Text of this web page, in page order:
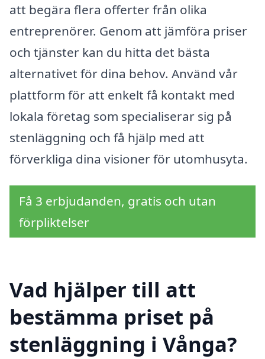
att begära flera offerter från olika
entreprenörer. Genom att jämföra priser
och tjänster kan du hitta det bästa
alternativet för dina behov. Använd vår
plattform för att enkelt få kontakt med
lokala företag som specialiserar sig på
stenläggning och få hjälp med att
förverkliga dina visioner för utomhusyta.
Få 3 erbjudanden, gratis och utan
förpliktelser
Vad hjälper till att
bestämma priset på
stenläggning i Vånga?